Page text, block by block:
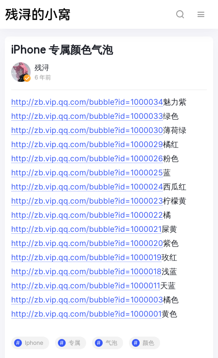
iPhone 专属颜色气泡
残浔
6 年前
http://zb.vip.qq.com/bubble?id=1000034魅力紫
http://zb.vip.qq.com/bubble?id=1000033绿色
http://zb.vip.qq.com/bubble?id=1000030薄荷绿
http://zb.vip.qq.com/bubble?id=1000029橘红
http://zb.vip.qq.com/bubble?id=1000026粉色
http://zb.vip.qq.com/bubble?id=1000025蓝
http://zb.vip.qq.com/bubble?id=1000024西瓜红
http://zb.vip.qq.com/bubble?id=1000023柠檬黄
http://zb.vip.qq.com/bubble?id=1000022橘
http://zb.vip.qq.com/bubble?id=1000021屎黄
http://zb.vip.qq.com/bubble?id=1000020紫色
http://zb.vip.qq.com/bubble?id=1000019玫红
http://zb.vip.qq.com/bubble?id=1000018浅蓝
http://zb.vip.qq.com/bubble?id=1000011天蓝
http://zb.vip.qq.com/bubble?id=1000003橘色
http://zb.vip.qq.com/bubble?id=1000001黄色
Iphone 专属 气泡 颜色